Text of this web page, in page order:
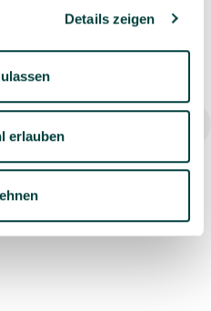
Details zeigen
erlauben